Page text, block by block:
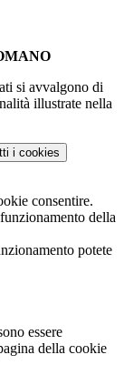
si avvalgono di
illustrate nella
i cookies
consentire.
della
potete
essere
della cookie